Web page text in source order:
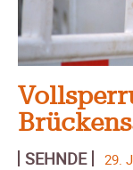
SEHNDE 29.